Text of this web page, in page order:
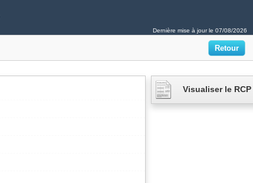
Dernière mise à jour le 07/08/2026
Visualiser le RCP